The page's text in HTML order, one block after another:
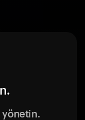
yönetin.